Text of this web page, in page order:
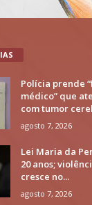
Polícia prende
médico” que
com tumor
agosto 7, 2026
Lei Maria da
20 anos;
cresce no...
agosto 7, 2026